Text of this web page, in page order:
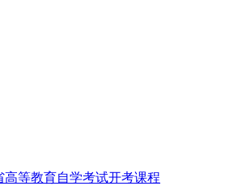
高等教育自学考试开考课程